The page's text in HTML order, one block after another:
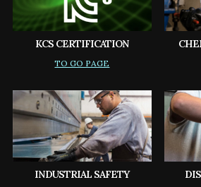
KCS CERTIFICATION
TO GO PAGE
INDUSTRIAL SAFETY